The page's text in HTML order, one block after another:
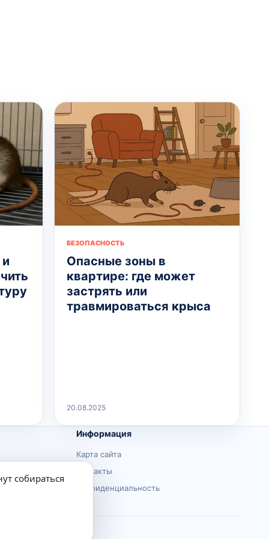
БЕЗОПАСНОСТЬ
Опасные зоны в
квартире: где может
застрять или
травмироваться крыса
20.08.2025
Информация
Карта сайта
Контакты
Конфиденциальность
собираться